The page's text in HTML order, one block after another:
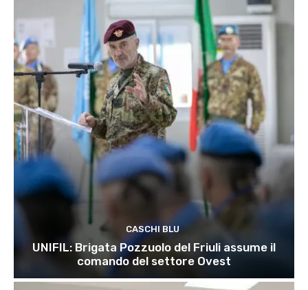
CASCHI BLU
UNIFIL: Brigata Pozzuolo del Friuli assume il
comando del settore Ovest